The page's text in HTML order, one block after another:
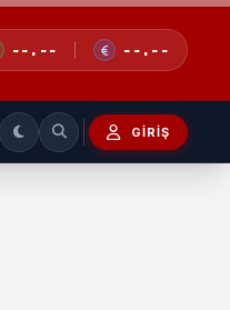
--.-- --.--
GIRIŞ